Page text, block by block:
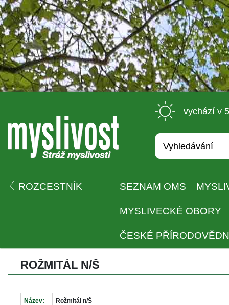
vychází v
ROZCESTNÍK SEZNAM OMS
MYSLIVECKÉ OBORY
ČESKÉ
ROŽMITÁL N/Š
Název: Rožmitál n/Š